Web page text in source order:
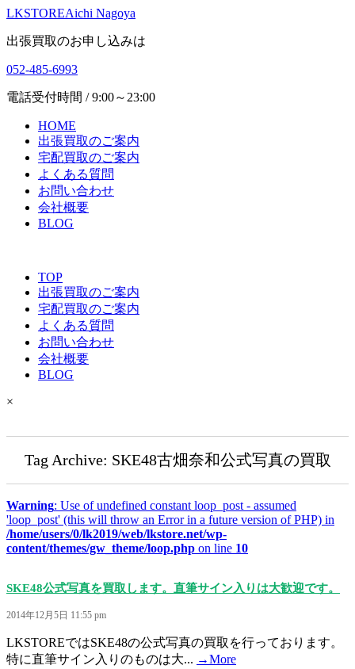
LKSTOREAichi Nagoya
出張買取のお申し込みは
052-485-6993
電話受付時間 / 9:00～23:00
HOME
出張買取のご案内
宅配買取のご案内
よくある質問
お問い合わせ
会社概要
BLOG
TOP
出張買取のご案内
宅配買取のご案内
よくある質問
お問い合わせ
会社概要
BLOG
×
Tag Archive: SKE48古畑奈和公式写真の買取
Warning: Use of undefined constant loop_post - assumed
'loop_post' (this will throw an Error in a future version of PHP) in
/home/users/0/lk2019/web/lkstore.net/wp-
content/themes/gw_theme/loop.php on line 10
SKE48公式写真を買取します。直筆サイン入りは大歓迎です。
2014年12月5日 11:55 pm
LKSTOREではSKE48の公式写真の買取を行っております。
特に直筆サイン入りのものは大... →More